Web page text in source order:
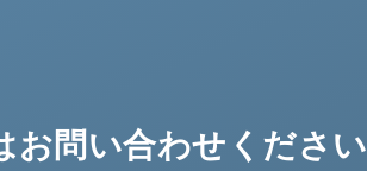
お問い合わせください